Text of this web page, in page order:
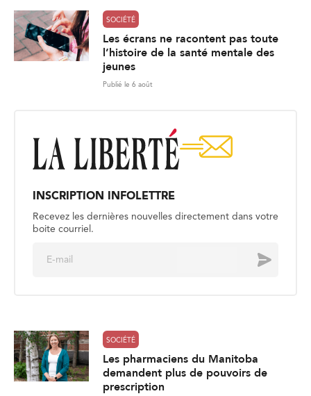
SOCIÉTÉ
Les écrans ne racontent pas toute
l’histoire de la santé mentale des
jeunes
Publié le 6 août
INSCRIPTION INFOLETTRE
Recevez les dernières nouvelles directement dans votre
boite courriel.
Envoyer
SOCIÉTÉ
Les pharmaciens du Manitoba
demandent plus de pouvoirs de
prescription